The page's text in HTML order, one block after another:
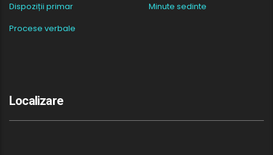
Dispoziții primar
Minute sedinte
Procese verbale
Localizare